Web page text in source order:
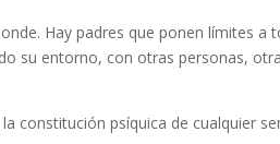
Hay padres que ponen límites a
su entorno, con otras personas,
constitución psíquica de cualquier